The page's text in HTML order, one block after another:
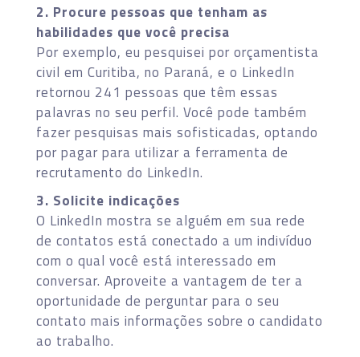
2. Procure pessoas que tenham as
habilidades que você precisa
Por exemplo, eu pesquisei por orçamentista
civil em Curitiba, no Paraná, e o LinkedIn
retornou 241 pessoas que têm essas
palavras no seu perfil. Você pode também
fazer pesquisas mais sofisticadas, optando
por pagar para utilizar a ferramenta de
recrutamento do LinkedIn.
3. Solicite indicações
O LinkedIn mostra se alguém em sua rede
de contatos está conectado a um indivíduo
com o qual você está interessado em
conversar. Aproveite a vantagem de ter a
oportunidade de perguntar para o seu
contato mais informações sobre o candidato
ao trabalho.